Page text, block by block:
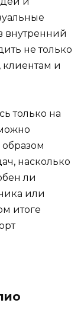
внутренний
не только
клиентам и
только на
насколько
ли
или
итоге